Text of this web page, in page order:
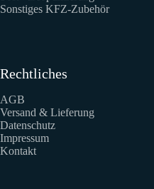
Sonstiges KFZ-Zubehör
Rechtliches
AGB
Versand & Lieferung
Datenschutz
Impressum
Kontakt